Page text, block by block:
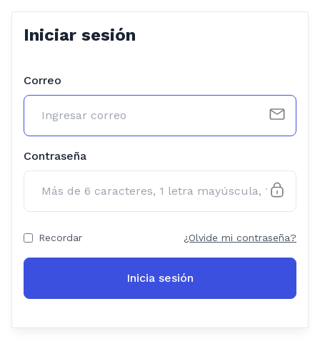
Iniciar sesión
Correo
Contraseña
Recordar ¿Olvide mi contraseña?